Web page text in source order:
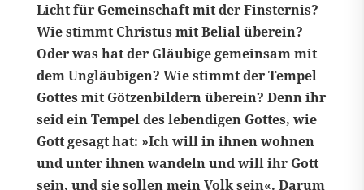
Licht für Gemeinschaft mit der Finsternis?
Wie stimmt Christus mit Belial überein?
Oder was hat der Gläubige gemeinsam mit
dem Ungläubigen? Wie stimmt der Tempel
Gottes mit Götzenbildern überein? Denn ihr
seid ein Tempel des lebendigen Gottes, wie
Gott gesagt hat: »Ich will in ihnen wohnen
und unter ihnen wandeln und will ihr Gott
sein, und sie sollen mein Volk sein«. Darum